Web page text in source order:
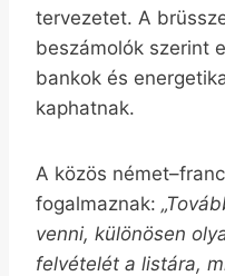
tervezetet. A
beszámolók szerint
bankok és
kaphatnak.
A közös
fogalmaznak:
venni, különösen
felvételét a listára,